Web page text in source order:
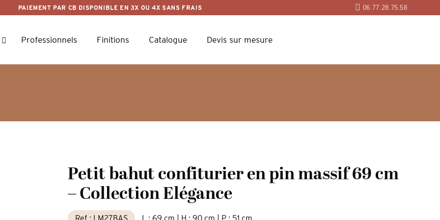
PAIEMENT PAR CB DISPONIBLE EN 3X OU 4X SANS FRAIS 06.77.28.75.58
Professionnels Finitions Catalogue Devis sur mesure
Petit bahut confiturier en pin massif 69 cm
– Collection Elégance